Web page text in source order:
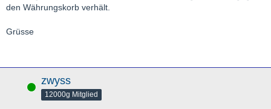
den Währungskorb verhält.
Grüsse
Online zwyss
12000g Mitglied